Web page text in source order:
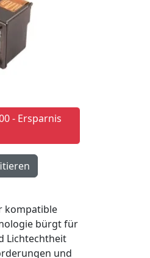
- Ersparnis
kompatible
bürgt für
Lichtechtheit
und